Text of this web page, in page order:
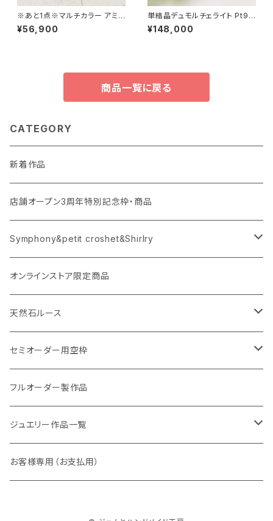
※あと1点※マルチカラー アミュ
レット K18YG ブレスレット（YP1
947）
¥56,900
単結晶デュモルチェライト Pt95
0 リング 11号（GH1114）SA223
52
¥148,000
商品一覧に戻る
CATEGORY
新着作品
店舗オープン3周年特別記念枠・商品
Symphony&petit croshet&Shirlry
Symphony（シンフォニー）
Petit crochet（プチ・クロシェ）
Shirlry（シアリー）
オンラインストア限定商品
天然石ルース
パライバトルマリン
アレキサンドライト
パパラチアサファイア
グランディエディエライト
セミオーダー用空枠
リング
ラウンド
オーバル
ネックレス・ペンダント
ラウンド
ピアス
フルオーダー製作品
ジュエリー作品一覧
リング
お客様専用（お支払用）